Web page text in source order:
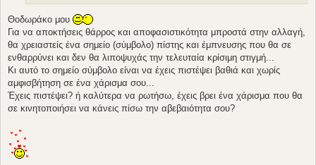
Θοδωράκο μου
Για να αποκτήσεις θάρρος και αποφασιστικότητα μπροστά στην αλλαγή,
θα χρειαστείς ένα σημείο (σύμβολο) πίστης και έμπνευσης που θα σε
ενθαρρύνει και δεν θα λιποψυχάς την τελευταία κρίσιμη στιγμή...
Κι αυτό το σημείο σύμβολο είναι να έχεις πιστέψει βαθιά και χωρίς
αμφισβήτηση σε ένα χάρισμα σου...
Έχεις πιστέψει? ή καλύτερα να ρωτήσω, έχεις βρει ένα χάρισμα που θα
σε κινητοποιήσει να κάνεις πίσω την αβεβαιότητα σου?